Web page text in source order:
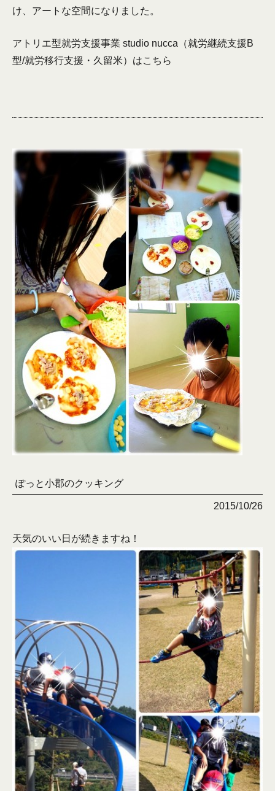
け、アートな空間になりました。
アトリエ型就労支援事業 studio nucca（就労継続支援B
型/就労移行支援・久留米）はこちら
ぽっと小郡のクッキング
2015/10/26
天気のいい日が続きますね！